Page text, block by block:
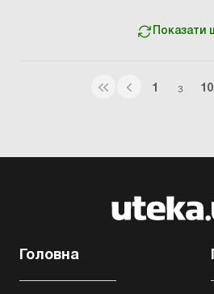
Показати
1 З 10
Головна